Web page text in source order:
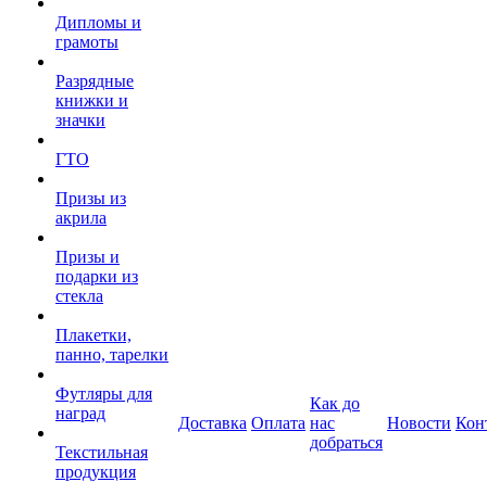
Дипломы и
грамоты
Разрядные
книжки и
значки
ГТО
Призы из
акрила
Призы и
подарки из
стекла
Плакетки,
панно, тарелки
Футляры для
наград
Текстильная
продукция
Доставка Оплата
Как до
нас
добраться
Новости